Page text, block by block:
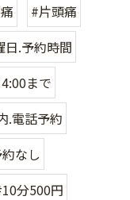
#片頭痛
日.予約時間
まで
.電話予約
なし
分500円